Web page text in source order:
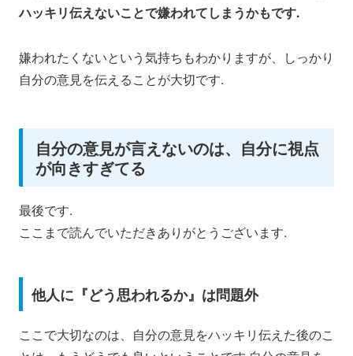
ハッキリ伝えないことで嫌われてしまうかもです.
嫌われたくないという気持ちもわかりますが、しっかり
自分の意見を伝えることが大切です.
自分の意見が言えないのは、自分に視点
が向きすぎてる
最後です.
ここまで読んでいただきありがとうございます.
他人に『どう思われるか』は問題外
ここで大切なのは、自分の意見をハッキリ伝えた後のこ